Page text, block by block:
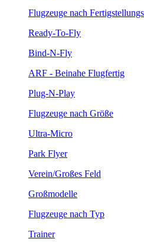
Flugzeuge nach
Ready-To-Fly
Bind-N-Fly
ARF - Beinahe Flugfertig
Plug-N-Play
Flugzeuge nach Größe
Ultra-Micro
Park Flyer
Verein/Großes Feld
Großmodelle
Flugzeuge nach Typ
Trainer